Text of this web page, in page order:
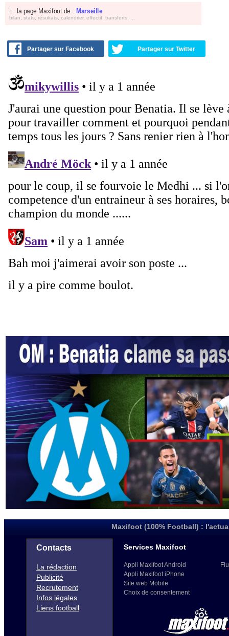
la page Maxifoot de : Marseille
bilan, stats, résultats, calendrier, effectif, transferts, ...
Partager sur Facebook Partager sur Twitter
Maxifoot (100% Football) :
Contacts
La rédaction
Publicité
Recrutement
Infos légales
Liens football
Services Maxifoot
Appli Maxifoot Android
Appli Maxifoot iPhone
Site web Mobile
Choix de consentement